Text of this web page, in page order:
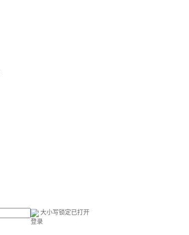
大小写锁定已打开
登录